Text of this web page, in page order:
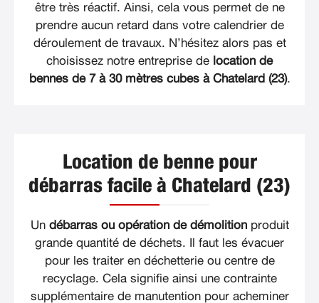
être très réactif. Ainsi, cela vous permet de ne
prendre aucun retard dans votre calendrier de
déroulement de travaux. N’hésitez alors pas et
choisissez notre entreprise de location de
bennes de 7 à 30 mètres cubes à Chatelard (23).
Location de benne pour
débarras facile à Chatelard (23)
Un débarras ou opération de démolitionproduit
grande quantité de déchets. Il faut les évacuer
pour les traiter en déchetterie ou centre de
recyclage. Cela signifie ainsi une contrainte
supplémentaire de manutention pour acheminer